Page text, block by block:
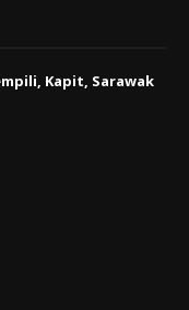
Kapit, Sarawak